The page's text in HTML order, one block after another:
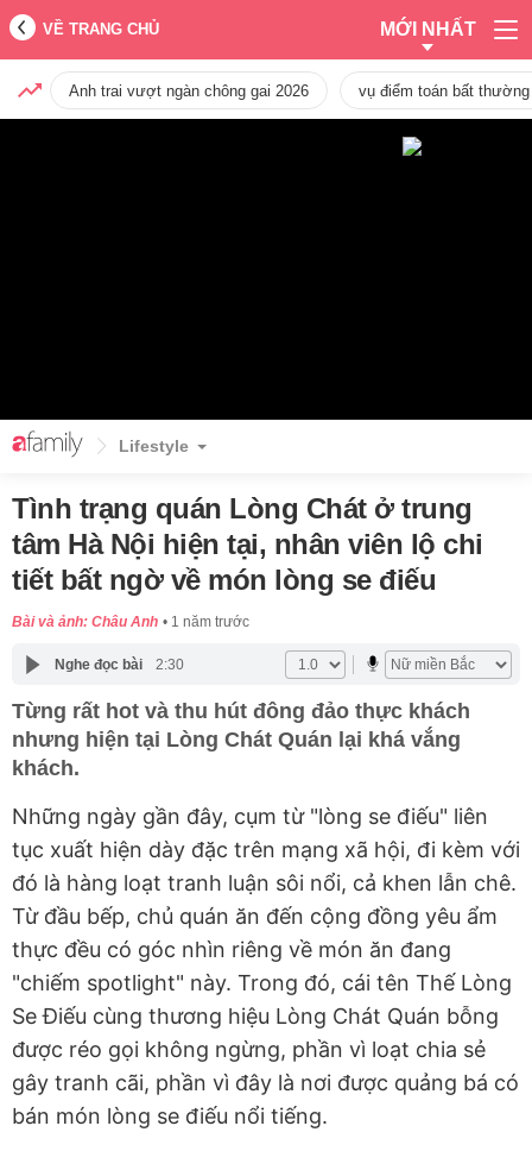
VỀ TRANG CHỦ MỚI NHẤT
Anh trai vượt ngàn chông gai 2026 vụ điểm toán bất
Lifestyle
Tình trạng quán Lòng Chát ở trung
tâm Hà Nội hiện tại, nhân viên lộ chi
tiết bất ngờ về món lòng se điếu
Bài và ảnh: Châu Anh 1 năm trước
Nghe đọc bài 2:30
Từng rất hot và thu hút đông đảo thực khách
nhưng hiện tại Lòng Chát Quán lại khá vắng
khách.
Những ngày gần đây, cụm từ "lòng se điếu" liên
tục xuất hiện dày đặc trên mạng xã hội, đi kèm với
đó là hàng loạt tranh luận sôi nổi, cả khen lẫn chê.
Từ đầu bếp, chủ quán ăn đến cộng đồng yêu ẩm
thực đều có góc nhìn riêng về món ăn đang
"chiếm spotlight" này. Trong đó, cái tên Thế Lòng
Se Điếu cùng thương hiệu Lòng Chát Quán bỗng
được réo gọi không ngừng, phần vì loạt chia sẻ
gây tranh cãi, phần vì đây là nơi được quảng bá có
bán món lòng se điếu nổi tiếng.